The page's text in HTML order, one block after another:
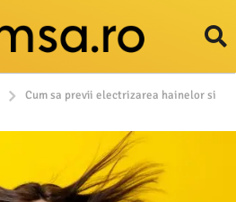
Cum sa previi electrizarea hainelor si